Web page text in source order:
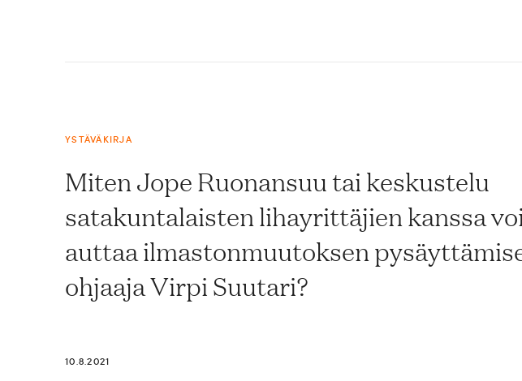
YSTÄVÄKIRJA
Miten Jope Ruonansuu tai keskustelu
satakuntalaisten lihayrittäjien kanssa
auttaa ilmastonmuutoksen
ohjaaja Virpi Suutari?
10.8.2021